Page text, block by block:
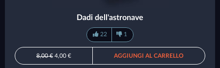
Dadi dell'astronave
22 1
8,00 € 4,00 € AGGIUNGI AL CARRELLO